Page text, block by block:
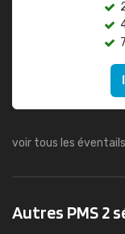
voir tous les
Autres PMS 2